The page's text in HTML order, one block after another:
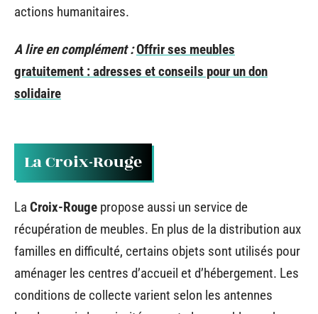
actions humanitaires.
A lire en complément :Offrir ses meubles
gratuitement : adresses et conseils pour un don
solidaire
La Croix-Rouge
La Croix-Rouge propose aussi un service de
récupération de meubles. En plus de la distribution aux
familles en difficulté, certains objets sont utilisés pour
aménager les centres d’accueil et d’hébergement. Les
conditions de collecte varient selon les antennes